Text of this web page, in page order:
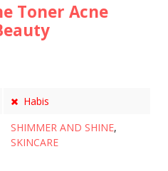
Toner Acne
Habis
SHIMMER AND SHINE,
SKINCARE